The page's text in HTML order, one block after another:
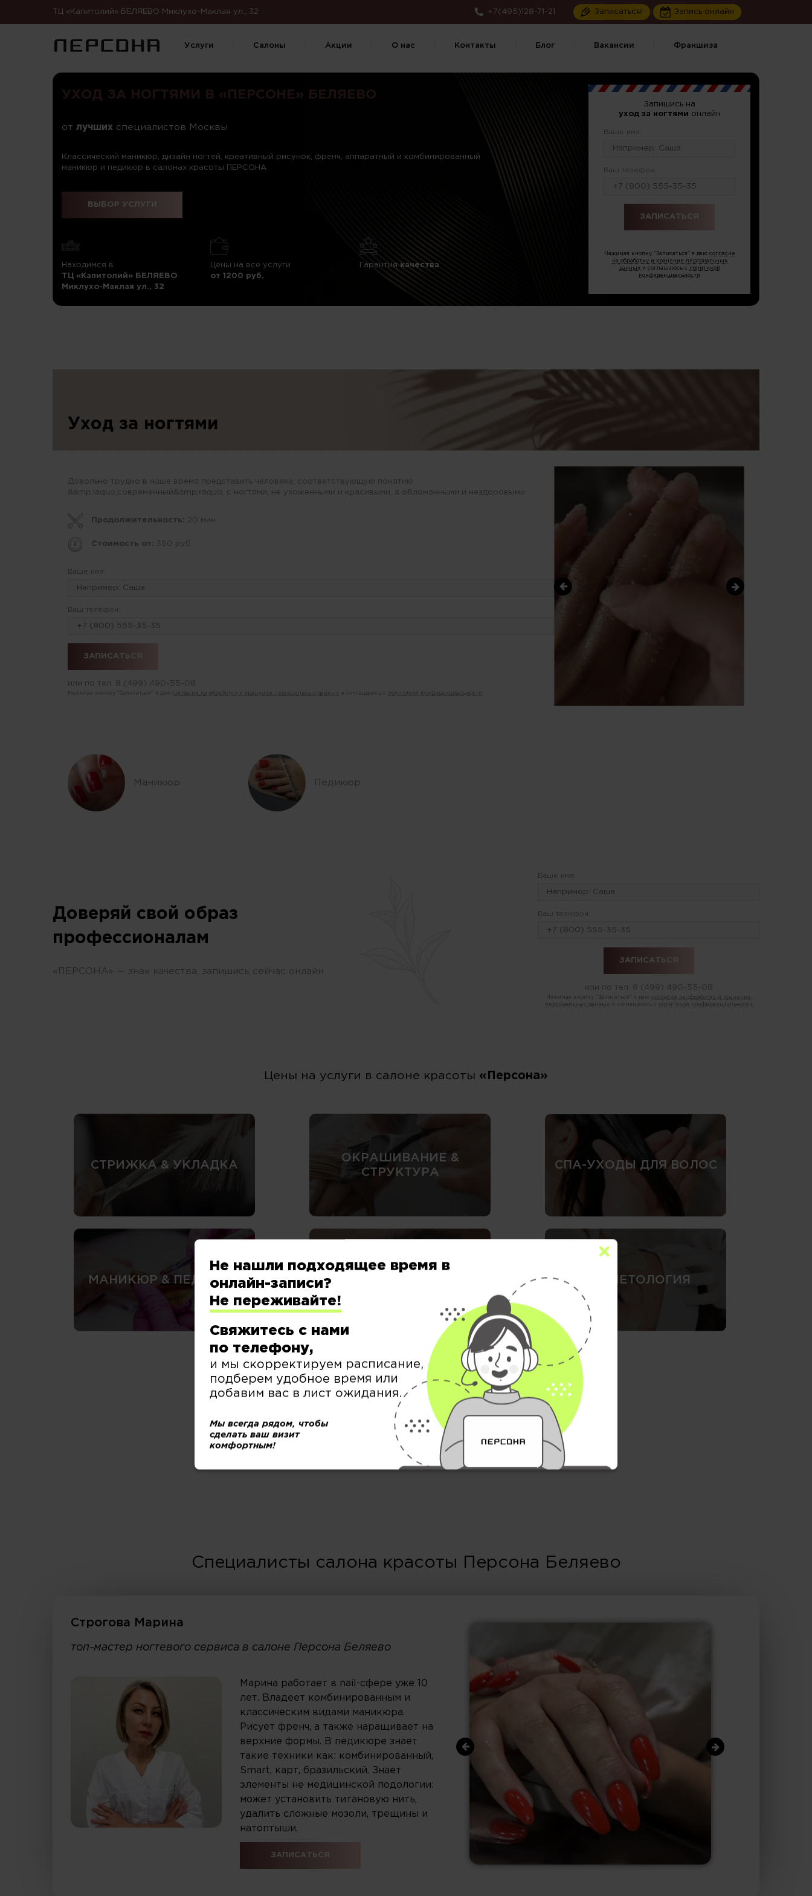
ТЦ «Капитолий» БЕЛЯЕВО Миклухо-Маклая ул., 32 +7(495)128-71-21 Записаться! Запись онлайн
Услуги Салоны Акции О нас Контакты Блог Вакансии Франшиза
УХОД ЗА НОГТЯМИ В «ПЕРСОНЕ» БЕЛЯЕВО
от лучших специалистов Москвы
Классический маникюр, дизайн ногтей, креативный рисунок, френч, аппаратный и комбинированный
маникюр и педикюр в салонах красоты ПЕРСОНА
ВЫБОР УСЛУГИ
Находимся в
ТЦ «Капитолий» БЕЛЯЕВО
Миклухо-Маклая ул., 32
Цены на все услуги
от 1200 руб.
Гарантиякачества
Запишись на
уход за ногтями онлайн
Ваше имя:
Ваш телефон:
Нажимая кнопку "Записаться" я даю согласие
на обработку и хранение персональных
данныхи соглашаюсь с
политикой
конфиденциальности
Уход за ногтями
Довольно трудно в наше время представить человека, соответствующую понятию
&amp;laquo;современный&amp;raquo; с ногтями, не ухоженными и красивыми, а обломанными и нездоровыми.
Продолжительность: 20 мин.
Стоимость от: 350 руб.
Ваше имя:
Ваш телефон:
или по тел. 8 (499) 490-55-08
Нажимая кнопку "Записаться" я даю согласие на обработку и хранение персональных данных и соглашаюсь с политикой конфиденциальности
Маникюр Педикюр
Доверяй свой образ
профессионалам
«ПЕРСОНА» — знак качества, запишись сейчас онлайн
Ваше имя:
Ваш телефон:
или по тел. 8 (499) 490-55-08
Нажимая кнопку "Записаться" я даю
согласие на обработку и хранение
персональных данных
и соглашаюсь с политикой конфиденциальности
Цены на услуги в салоне красоты «Персона»
СТРИЖКА & УКЛАДКА
ОКРАШИВАНИЕ &
СТРУКТУРА
СПА-УХОДЫ ДЛЯ ВОЛОС
МАНИКЮР & ПЕДИКЮР
БРОВИ / РЕСНИЦЫ &
КОСМЕТОЛОГИЯ
МУЖСКОЙ ЗАЛ
Специалисты салона красоты Персона Беляево
Строгова Марина
топ-мастер ногтевого сервиса в салоне Персона Беляево
Марина работает в nail-сфере уже 10
лет. Владеет комбинированным и
классическим видами маникюра.
Рисует френч, а также наращивает на
верхние формы. В педикюре знает
такие техники как: комбинированный,
Smart, карт, бразильский. Знает
элементы не медицинской подологии:
может установить титановую нить,
удалить сложные мозоли, трещины и
натоптыши.
ЗАПИСАТЬСЯ
Не нашли подходящее время в
онлайн-записи?
Не переживайте!
Свяжитесь с нами
по телефону,
и мы скорректируем расписание,
подберем удобное время или
добавим вас в лист ожидания.
Мы всегда рядом, чтобы
сделать ваш визит
комфортным!